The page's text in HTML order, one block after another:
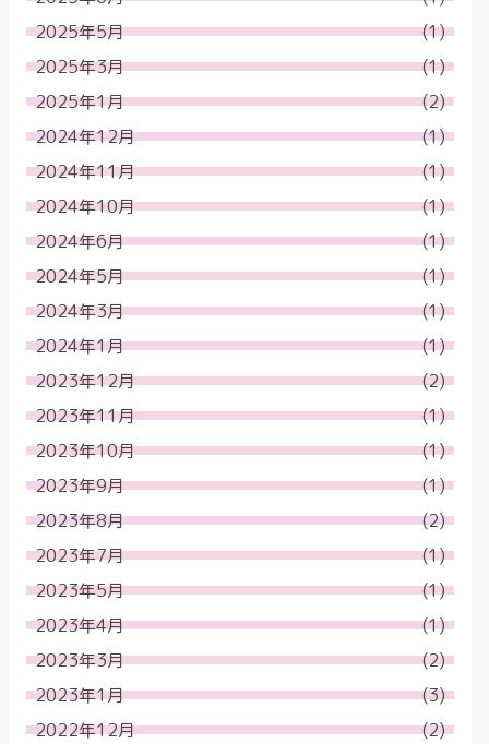
2025年5月
(1)
2025年3月
(1)
2025年1月
(2)
2024年12月
(1)
2024年11月
(1)
2024年10月
(1)
2024年6月
(1)
2024年5月
(1)
2024年3月
(1)
2024年1月
(1)
2023年12月
(2)
2023年11月
(1)
2023年10月
(1)
2023年9月
(1)
2023年8月
(2)
2023年7月
(1)
2023年5月
(1)
2023年4月
(1)
2023年3月
(2)
2023年1月
(3)
2022年12月
(2)